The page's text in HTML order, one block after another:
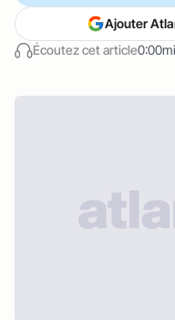
Écoutez cet article
Ajouter